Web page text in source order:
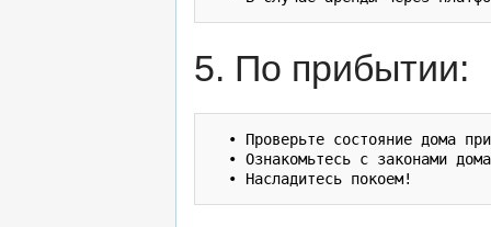
5. По прибытии:
• Проверьте состояние дома
• Ознакомьтесь с законами